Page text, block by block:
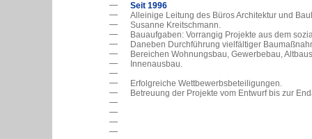
Seit 1996
Alleinige Leitung des Büros Architektur und
Susanne Kreitschmann.
Bauaufgaben: Vorrangig Projekte aus dem
Daneben Durchführung vielfältiger
Bereichen Wohnungsbau, Gewerbebau,
Innenausbau.
Erfolgreiche Wettbewerbsbeteiligungen.
Betreuung der Projekte vom Entwurf bis zur